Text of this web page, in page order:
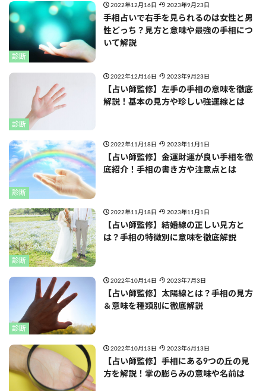
診断
2022年12月16日 2023年9月23日
手相占いで右手を見られるのは女性と男
性どっち？見方と意味や最強の手相につ
いて解説
診断
2022年12月16日 2023年9月23日
【占い師監修】左手の手相の意味を徹底
解説！基本の見方や珍しい強運線とは
診断
2022年11月18日 2023年11月1日
【占い師監修】金運財運が良い手相を徹
底紹介！手相の書き方や注意点とは
診断
2022年11月18日 2023年11月1日
【占い師監修】結婚線の正しい見方と
は？手相の特徴別に意味を徹底解説
診断
2022年10月14日 2023年7月3日
【占い師監修】太陽線とは？手相の見方
＆意味を種類別に徹底解説
2022年10月13日 2023年6月13日
【占い師監修】手相にある9つの丘の見
方を解説！掌の膨らみの意味や名前は